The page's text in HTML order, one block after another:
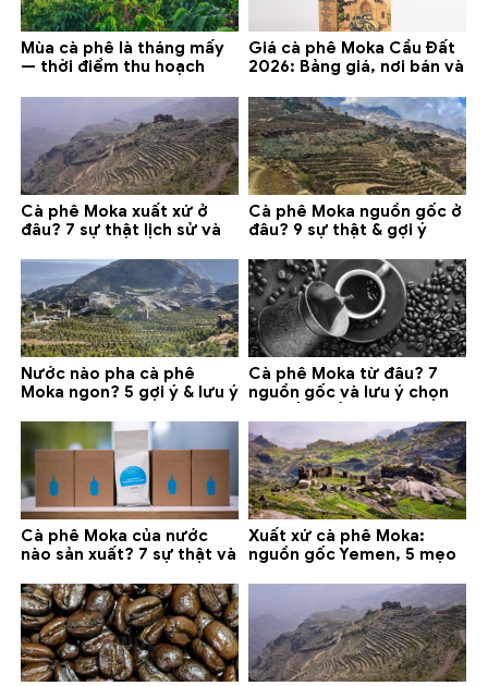
Mùa cà phê là tháng mấy
— thời điểm thu hoạch
Giá cà phê Moka Cầu Đất
2026: Bảng giá, nơi bán và
Cà phê Moka xuất xứ ở
đâu? 7 sự thật lịch sử và
Cà phê Moka nguồn gốc ở
đâu? 9 sự thật & gợi ý
Nước nào pha cà phê
Moka ngon? 5 gợi ý & lưu ý
Cà phê Moka từ đâu? 7
nguồn gốc và lưu ý chọn
Cà phê Moka của nước
nào sản xuất? 7 sự thật và
Xuất xứ cà phê Moka:
nguồn gốc Yemen, 5 mẹo